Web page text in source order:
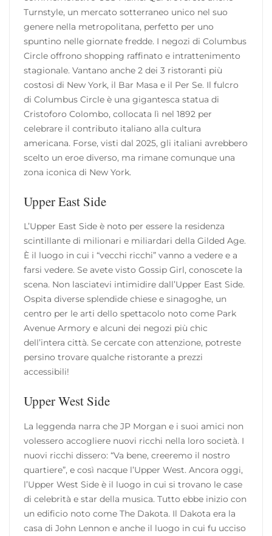
Turnstyle, un mercato sotterraneo unico nel suo
genere nella metropolitana, perfetto per uno
spuntino nelle giornate fredde. I negozi di Columbus
Circle offrono shopping raffinato e intrattenimento
stagionale. Vantano anche 2 dei 3 ristoranti più
costosi di New York, il Bar Masa e il Per Se. Il fulcro
di Columbus Circle è una gigantesca statua di
Cristoforo Colombo, collocata lì nel 1892 per
celebrare il contributo italiano alla cultura
americana. Forse, visti dal 2025, gli italiani avrebbero
scelto un eroe diverso, ma rimane comunque una
zona iconica di New York.
Upper East Side
L’Upper East Side è noto per essere la residenza
scintillante di milionari e miliardari della Gilded Age.
È il luogo in cui i “vecchi ricchi” vanno a vedere e a
farsi vedere. Se avete visto Gossip Girl, conoscete la
scena. Non lasciatevi intimidire dall’Upper East Side.
Ospita diverse splendide chiese e sinagoghe, un
centro per le arti dello spettacolo noto come Park
Avenue Armory e alcuni dei negozi più chic
dell’intera città. Se cercate con attenzione, potreste
persino trovare qualche ristorante a prezzi
accessibili!
Upper West Side
La leggenda narra che JP Morgan e i suoi amici non
volessero accogliere nuovi ricchi nella loro società. I
nuovi ricchi dissero: “Va bene, creeremo il nostro
quartiere”, e così nacque l’Upper West. Ancora oggi,
l’Upper West Side è il luogo in cui si trovano le case
di celebrità e star della musica. Tutto ebbe inizio con
un edificio noto come The Dakota. Il Dakota era la
casa di John Lennon e anche il luogo in cui fu ucciso